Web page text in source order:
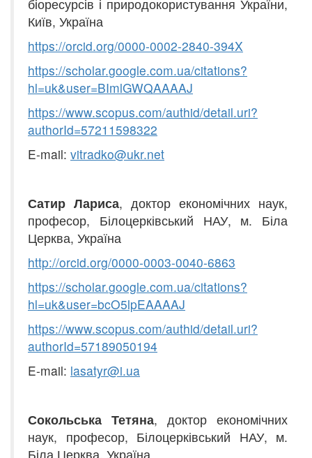
біоресурсів і природокористування України,
Київ, Україна
https://orcid.org/0000-0002-2840-394X
https://scholar.google.com.ua/citations?
hl=uk&user=BImlGWQAAAAJ
https://www.scopus.com/authid/detail.uri?
authorId=57211598322
E-mail: vitradko@ukr.net
Сатир Лариса, доктор економічних наук,
професор, Білоцерківський НАУ, м. Біла
Церква, Україна
http://orcid.org/0000-0003-0040-6863
https://scholar.google.com.ua/citations?
hl=uk&user=bcO5lpEAAAAJ
https://www.scopus.com/authid/detail.uri?
authorId=57189050194
E-mail: lasatyr@i.ua
Сокольська Тетяна, доктор економічних
наук, професор, Білоцерківський НАУ, м.
Біла Церква, Україна